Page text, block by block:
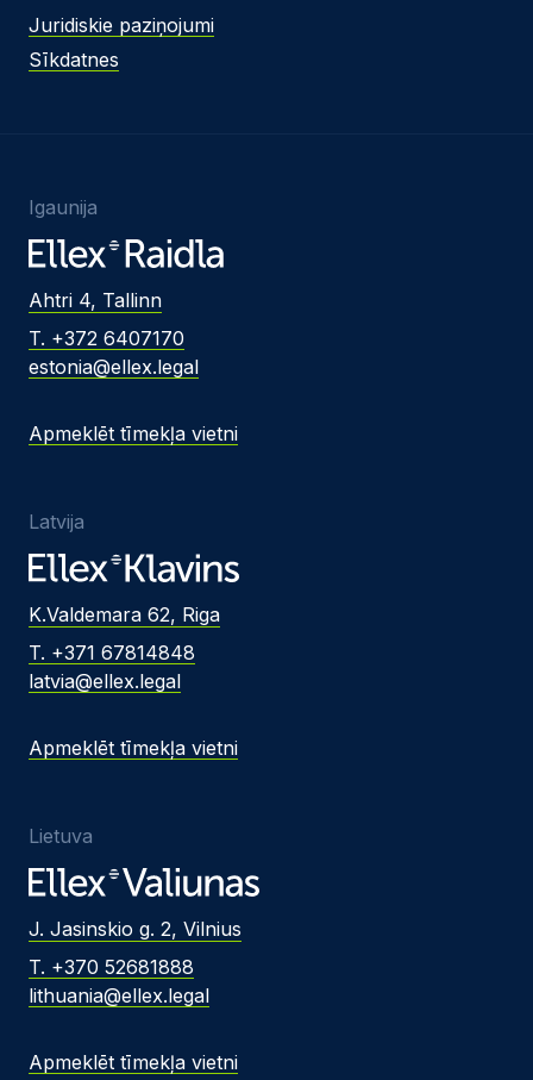
Juridiskie paziņojumi
Sīkdatnes
Igaunija
Ahtri 4, Tallinn
T. +372 6407170
estonia@ellex.legal
Apmeklēt tīmekļa vietni
Latvija
K.Valdemara 62, Riga
T. +371 67814848
latvia@ellex.legal
Apmeklēt tīmekļa vietni
Lietuva
J. Jasinskio g. 2, Vilnius
T. +370 52681888
lithuania@ellex.legal
Apmeklēt tīmekļa vietni